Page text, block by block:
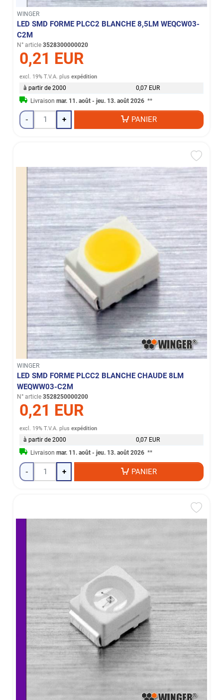
WINGER
LED SMD FORME PLCC2 BLANCHE 8,5LM WEQCW03-
C2M
N° article 3528300000020
0,21 EUR
excl. 19% T.V.A. plusexpédition
à partir de 2000
0,07 EUR
Livraisonmar. 11. août - jeu. 13. août 2026 **
- + PANIER
WINGER
LED SMD FORME PLCC2 BLANCHE CHAUDE 8LM
WEQWW03-C2M
N° article 3528250000200
0,21 EUR
excl. 19% T.V.A. plusexpédition
à partir de 2000
0,07 EUR
Livraisonmar. 11. août - jeu. 13. août 2026 **
- + PANIER